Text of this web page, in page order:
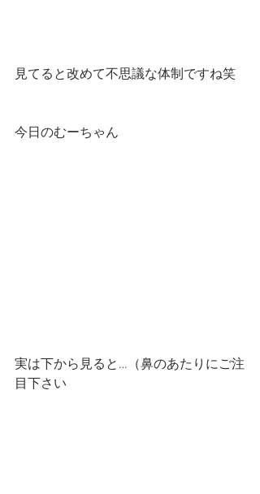
見てると改めて不思議な体制ですね笑
今日のむーちゃん
実は下から見ると…（鼻のあたりにご注
目下さい